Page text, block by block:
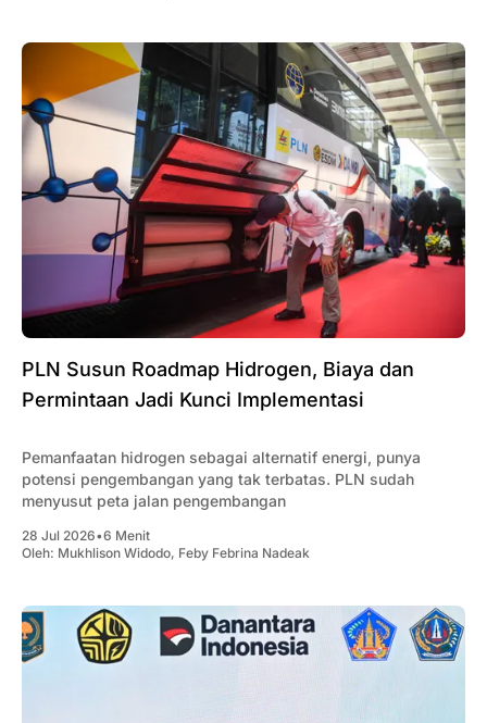
PLN Susun Roadmap Hidrogen, Biaya dan
Permintaan Jadi Kunci Implementasi
Pemanfaatan hidrogen sebagai alternatif energi, punya
potensi pengembangan yang tak terbatas. PLN sudah
menyusut peta jalan pengembangan
28 Jul 2026•6 Menit
Oleh: Mukhlison Widodo, Feby Febrina Nadeak